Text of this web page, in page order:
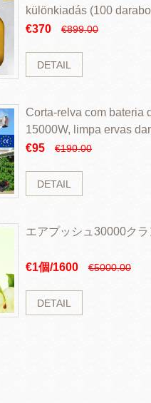
különkiadás (100
€370
€899.00
DETAIL
Corta-relva com bateria
15000W, limpa ervas
rapidamente
€95 €190.00
DETAIL
エアプッシュ30000ク
€1個/1600 €5000.00
DETAIL